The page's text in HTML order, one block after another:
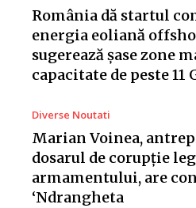
România dă startul
energia eoliană
sugerează șase zone
capacitate de peste 11
Diverse Noutati
Marian Voinea,
dosarul de corupție
armamentului, are
‘Ndrangheta